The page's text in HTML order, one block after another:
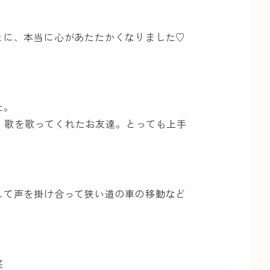
、本当に心があたたかくなりました♡
を歌ってくれたお友達。とっても上手
声を掛け合って狭い道の車の移動など